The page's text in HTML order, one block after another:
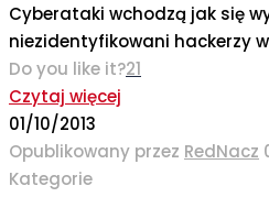
Cyberataki wchodzą jak się
niezidentyfikowani hackerzy
Do you like it?21
Czytaj więcej
01/10/2013
Opublikowany przez RedNacz
Kategorie